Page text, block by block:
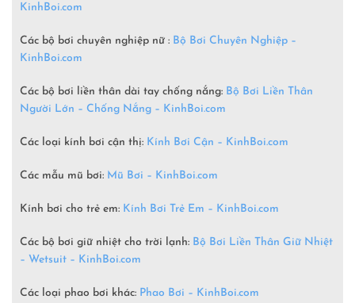
KinhBoi.com
Các bộ bơi chuyên nghiệp nữ : Bộ Bơi Chuyên Nghiệp –
KinhBoi.com
Các bộ bơi liền thân dài tay chống nắng: Bộ Bơi Liền Thân
Người Lớn – Chống Nắng – KinhBoi.com
Các loại kính bơi cận thị: Kính Bơi Cận – KinhBoi.com
Các mẫu mũ bơi: Mũ Bơi – KinhBoi.com
Kính bơi cho trẻ em: Kính Bơi Trẻ Em – KinhBoi.com
Các bộ bơi giữ nhiệt cho trời lạnh: Bộ Bơi Liền Thân Giữ Nhiệt
– Wetsuit – KinhBoi.com
Các loại phao bơi khác: Phao Bơi – KinhBoi.com